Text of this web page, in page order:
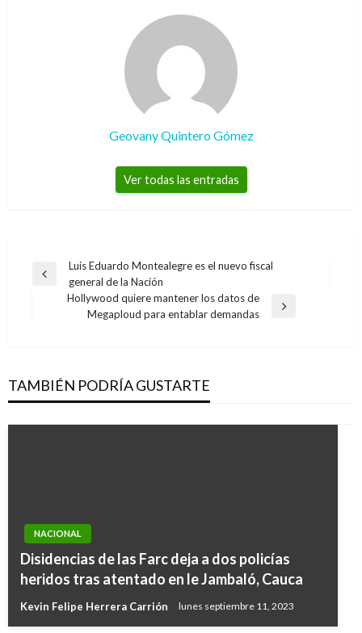
Geovany Quintero Gómez
Ver todas las entradas
Navegación
entradas
Entrada
anterior
Luis Eduardo Montealegre es el nuevo fiscal
general de la Nación
Hollywood quiere mantener los datos de
Megaploud para entablar demandas
TAMBIÉN PODRÍA GUSTARTE
NACIONAL
Disidencias de las Farc deja a dos policías
heridos tras atentado en le Jambaló, Cauca
Kevin Felipe Herrera Carrión lunes septiembre 11, 2023